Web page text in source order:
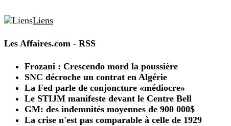
Liens
Les Affaires.com - RSS
Frozani : Crescendo mord la poussière
SNC décroche un contrat en Algérie
La Fed parle de conjoncture «médiocre»
Le STIJM manifeste devant le Centre Bell
GM: des indemnités moyennes de 900 000$
La crise n'est pas comparable à celle de 1929